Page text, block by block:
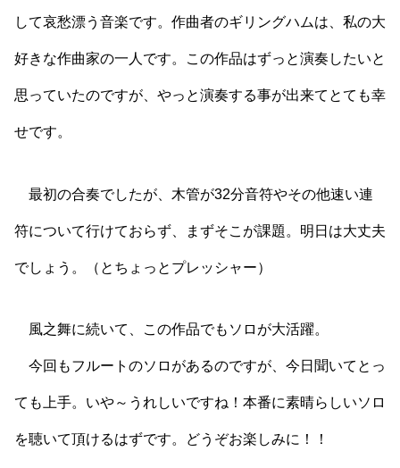
して哀愁漂う音楽です。作曲者のギリングハムは、私の大
好きな作曲家の一人です。この作品はずっと演奏したいと
思っていたのですが、やっと演奏する事が出来てとても幸
せです。
最初の合奏でしたが、木管が32分音符やその他速い連
符について行けておらず、まずそこが課題。明日は大丈夫
でしょう。（とちょっとプレッシャー）
風之舞に続いて、この作品でもソロが大活躍。
今回もフルートのソロがあるのですが、今日聞いてとっ
ても上手。いや～うれしいですね！本番に素晴らしいソロ
を聴いて頂けるはずです。どうぞお楽しみに！！